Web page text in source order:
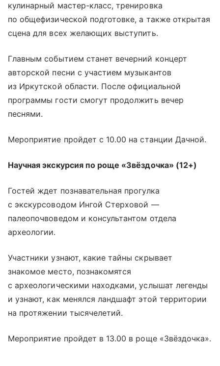
кулинарный мастер-класс, тренировка
по общефизической подготовке, а также открытая
сцена для всех желающих выступить.
Главным событием станет вечерний концерт
авторской песни с участием музыкантов
из Иркутской области. После официальной
программы гости смогут продолжить вечер
песнями.
Мероприятие пройдет с 10.00 на станции Дачной.
Научная экскурсия по роще «Звёздочка» (12+)
Гостей ждет познавательная прогулка
с экскурсоводом Ингой Стерховой —
палеопочвоведом и консультантом отдела
археологии.
Участники узнают, какие тайны скрывает
знакомое место, познакомятся
с археологическими находками, услышат легенды
и узнают, как менялся ландшафт этой территории
на протяжении тысячелетий.
Мероприятие пройдет в 13.00 в роще «Звёздочка».